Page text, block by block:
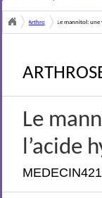
Arthrose Le mannitol: une
Le
l’acide